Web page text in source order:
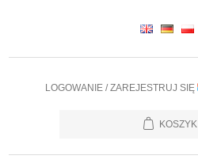
LOGOWANIE / ZAREJESTRUJ SIĘ
KOSZYK